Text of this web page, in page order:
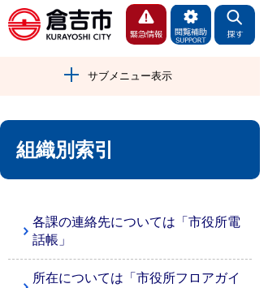
サブメニュー表示
組織別索引
各課の連絡先については「市役所電
話帳」
所在については「市役所フロアガイ